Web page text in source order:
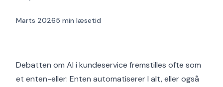
Marts 20265 min læsetid
Debatten om AI i kundeservice fremstilles ofte som
et enten-eller: Enten automatiserer I alt, eller også